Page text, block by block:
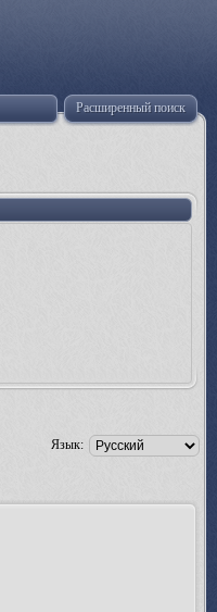
Расширенный поиск
Язык: